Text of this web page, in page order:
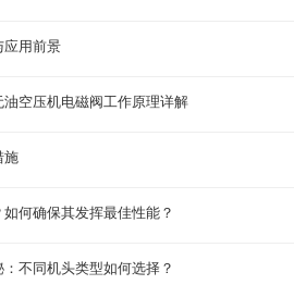
应用前景
空压机电磁阀工作原理详解
施
何确保其发挥最佳性能？
不同机头类型如何选择？